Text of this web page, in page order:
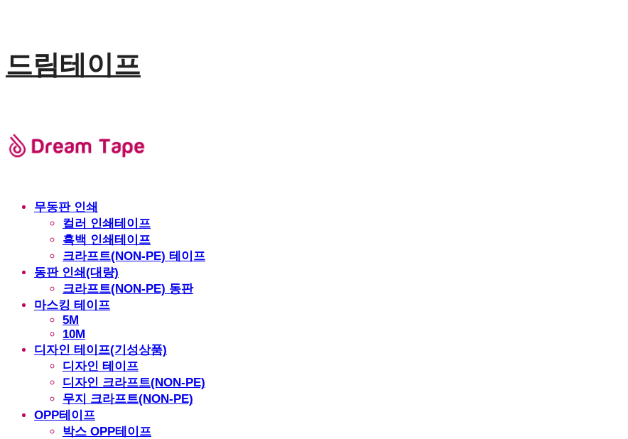
드림테이프
무동판 인쇄
컬러 인쇄테이프
흑백 인쇄테이프
크라프트(NON-PE) 테이프
동판 인쇄(대량)
크라프트(NON-PE) 동판
마스킹 테이프
5M
10M
디자인 테이프(기성상품)
디자인 테이프
디자인 크라프트(NON-PE)
무지 크라프트(NON-PE)
OPP테이프
박스 OPP테이프